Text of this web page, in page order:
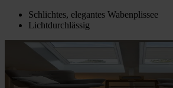
Schlichtes, elegantes Wabenplissee
Lichtdurchlässig